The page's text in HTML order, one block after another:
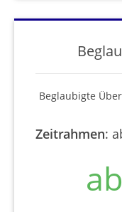
Beglaubigte
Zeitrahmen: